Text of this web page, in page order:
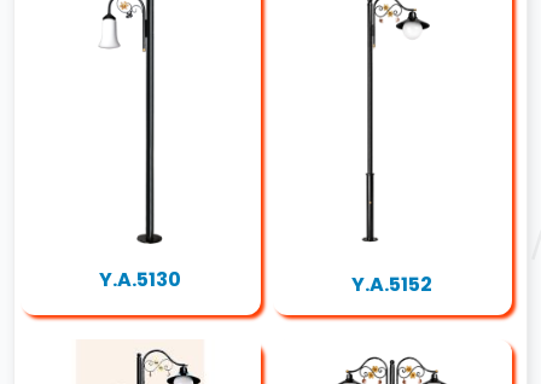
Y.A.5130 Y.A.5152